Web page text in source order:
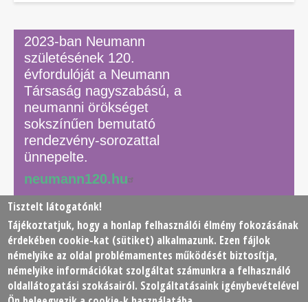
2023-ban Neumann
születésének 120.
évfordulóját a Neumann
Társaság nagyszabású, a
neumanni örökséget
sokszínűen bemutató
rendezvény-sorozattal
ünnepelte.
neumann120.hu
© 2026 Neumann János Számítógéptudományi Társaság
(NJSZT)
Footer
Adatkezelési tájékoztató Impresszum Kapcsolat
Tisztelt látogatónk!
Tájékoztatjuk, hogy a honlap felhasználói élmény fokozásának
érdekében cookie-kat (sütiket) alkalmazunk. Ezen fájlok
némelyike az oldal problémamentes működését biztosítja,
némelyike információkat szolgáltat számunkra a felhasználó
oldallátogatási szokásairól. Szolgáltatásaink igénybevételével